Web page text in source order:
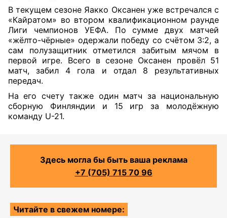
В текущем сезоне Яакко Оксанен уже встречался с
«Кайратом» во втором квалификационном раунде
Лиги чемпионов УЕФА. По сумме двух матчей
«жёлто-чёрные» одержали победу со счётом 3:2, а
сам полузащитник отметился забитым мячом в
первой игре. Всего в сезоне Оксанен провёл 51
матч, забил 4 гола и отдал 8 результативных
передач.
На его счету также один матч за национальную
сборную Финляндии и 15 игр за молодёжную
команду U-21.
Здесь могла бы быть ваша реклама
+7 (705) 715 70 96
Читайте в свежем номере: